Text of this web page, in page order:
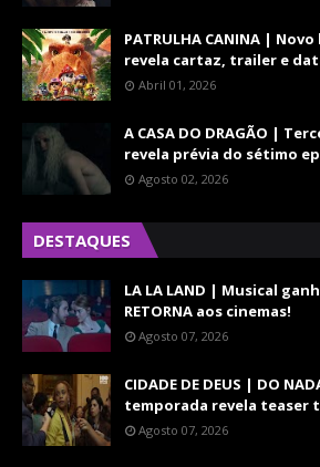
PATRULHA CANINA |
revela cartaz, trailer e
Abril 01, 2026
A CASA DO DRAGÃO |
revela prévia do sétimo
Agosto 02, 2026
DESTAQUES
LA LA LAND | Musical
RETORNA aos cinemas!
Agosto 07, 2026
CIDADE DE DEUS | DO
temporada revela teaser
Agosto 07, 2026